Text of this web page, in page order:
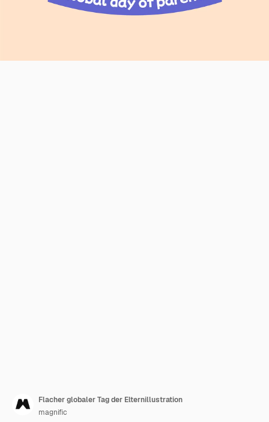
Flacher globaler Tag der Elternillustration
magnific